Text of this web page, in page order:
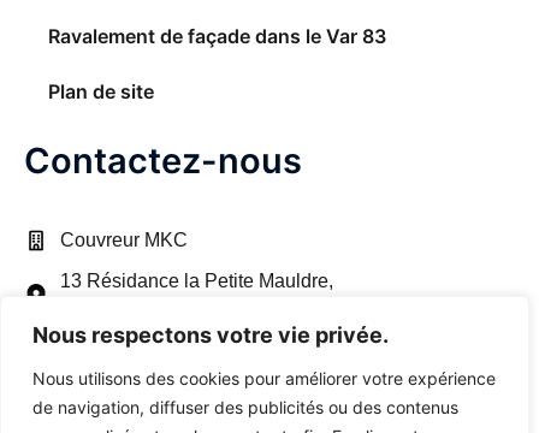
Nous respectons votre vie privée.
Nous utilisons des cookies pour améliorer votre expérience
de navigation, diffuser des publicités ou des contenus
Ravalement de façade dans le Var 83
Plan de site
Contactez-nous
Couvreur MKC
13 Résidance la Petite Mauldre,
+33 6 22 18 39 01
+33 4 22 53 78 15